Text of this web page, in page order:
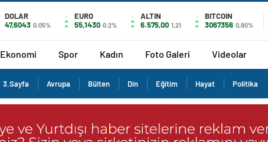
DOLAR
47,6043 0.05%
EURO
55,1430 0.2%
ALTIN
6.575,00 1,21
BITCOIN
3067356 0,90%
Ekonomi Spor Kadın Foto Galeri Videolar
3.Sayfa Avrupa Bülten Din Eğitim Hayat Politika